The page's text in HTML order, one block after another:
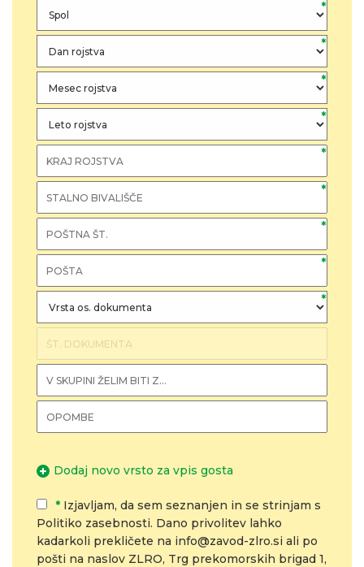
*
*
*
*
*
*
*
*
*
Dodaj novo vrsto za vpis gosta
* Izjavljam, da sem seznanjen in se strinjam s
Politiko zasebnosti. Dano privolitev lahko
kadarkoli prekličete na info@zavod-zlro.si ali po
pošti na naslov ZLRO, Trg prekomorskih brigad 1,